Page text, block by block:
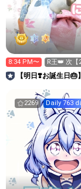
8:34 PM〜
R王👑 次【
カウントダ
【明日❣️お誕生日🎂
2269 Daily 763